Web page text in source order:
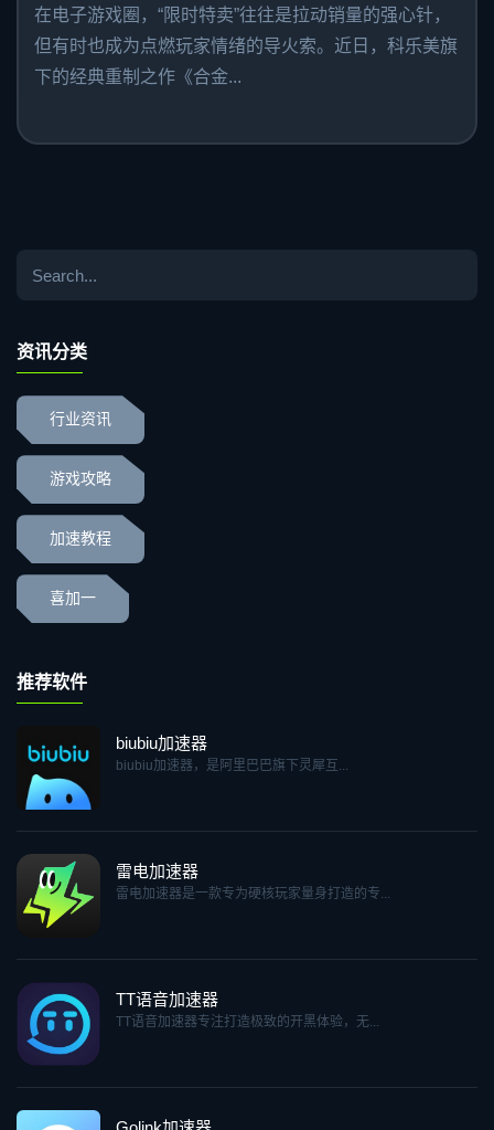
在电子游戏圈，“限时特卖”往往是拉动销量的强心针，
但有时也成为点燃玩家情绪的导火索。近日，科乐美旗
下的经典重制之作《合金...
资讯分类
行业资讯
游戏攻略
加速教程
喜加一
推荐软件
biubiu加速器
biubiu加速器，是阿里巴巴旗下灵犀互...
雷电加速器
雷电加速器是一款专为硬核玩家量身打造的专...
TT语音加速器
TT语音加速器专注打造极致的开黑体验，无...